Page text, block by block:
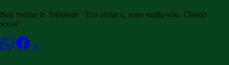
Ben Yedder in Tribunale: "Ero ubriaco, sono molto solo. Chiedo
scusa"